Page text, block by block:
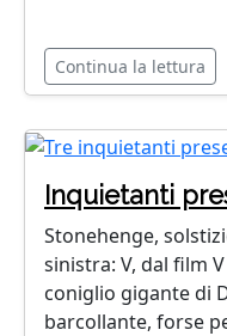
Continua la lettura
Inquietanti
Stonehenge,
sinistra: V, dal film
coniglio gigante di
barcollante, forse